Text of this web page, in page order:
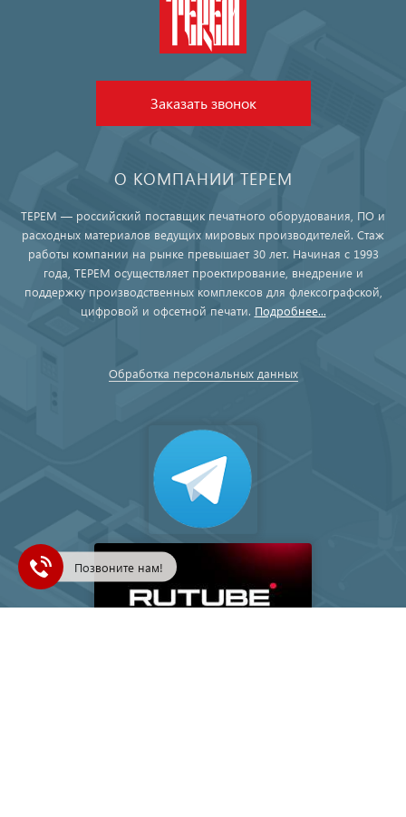
Заказать звонок
О КОМПАНИИ ТЕРЕМ
ТЕРЕМ — российский поставщик печатного оборудования, ПО и
расходных материалов ведущих мировых производителей. Стаж
работы компании на рынке превышает 30 лет. Начиная с 1993
года, ТЕРЕМ осуществляет проектирование, внедрение и
поддержку производственных комплексов для флексографской,
цифровой и офсетной печати. Подробнее...
Обработка персональных данных
Позвоните нам!